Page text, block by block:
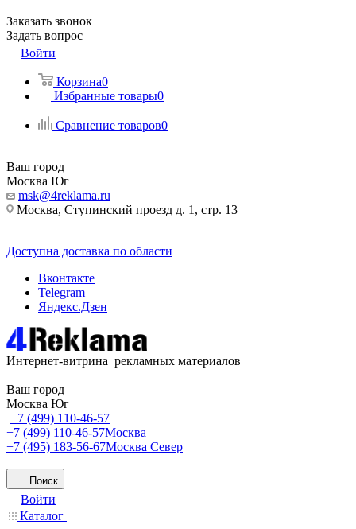
Заказать звонок
Задать вопрос
Войти
Корзина0
Избранные товары0
Сравнение товаров0
Ваш город
Москва Юг
msk@4reklama.ru
Москва, Ступинский проезд д. 1, стр. 13
Доступна доставка по области
Вконтакте
Telegram
Яндекс.Дзен
Интернет-витрина рекламных материалов
Ваш город
Москва Юг
+7 (499) 110-46-57
+7 (499) 110-46-57Москва
+7 (495) 183-56-67Москва Север
Поиск
Войти
Каталог